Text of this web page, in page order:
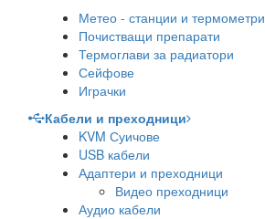
Метео - станции и термометри
Почистващи препарати
Термоглави за радиатори
Сейфове
Играчки
Кабели и преходници
KVM Суичове
USB кабели
Адаптери и преходници
Видео преходници
Аудио кабели